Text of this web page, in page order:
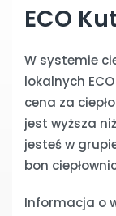
ECO
W systemie
lokalnych
cena za
jest wyższa
jesteś w
bon
Informacja o